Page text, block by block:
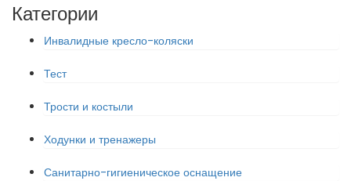
Категории
Инвалидные кресло-коляски
Тест
Трости и костыли
Ходунки и тренажеры
Санитарно-гигиеническое оснащение